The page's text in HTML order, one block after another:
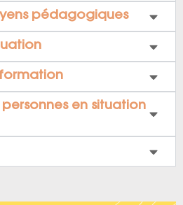
pédagogiques
en situation